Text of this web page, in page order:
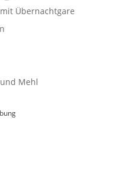
Übernachtgare
Mehl